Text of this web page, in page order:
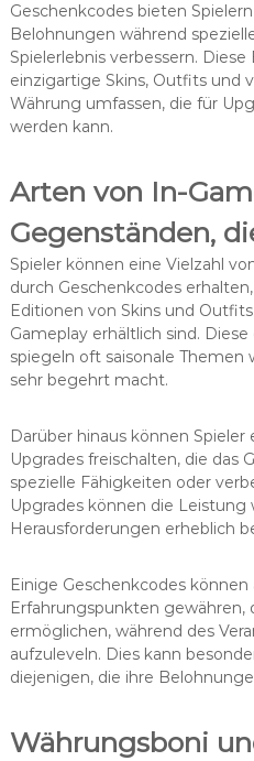
Geschenkcodes bieten
Belohnungen während
Spielerlebnis verbessern.
einzigartige Skins, Outfits und
Währung umfassen, die für
werden kann.
Arten von In-
Gegenständen,
Spieler können eine Vielzahl
durch Geschenkcodes
Editionen von Skins und
Gameplay erhältlich sind.
spiegeln oft saisonale Themen
sehr begehrt macht.
Darüber hinaus können
Upgrades freischalten, die das
spezielle Fähigkeiten oder
Upgrades können die Leistung
Herausforderungen erheblich
Einige Geschenkcodes
Erfahrungspunkten gewähren,
ermöglichen, während des
aufzuleveln. Dies kann
diejenigen, die ihre
Währungsboni